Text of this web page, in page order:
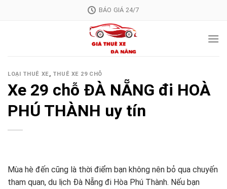
BÁO GIÁ 24/7
LOẠI THUÊ XE, THUÊ XE 29 CHỖ
Xe 29 chỗ ĐÀ NẴNG đi HOÀ
PHÚ THÀNH uy tín
Mùa hè đến cũng là thời điểm bạn không nên bỏ qua chuyến
tham quan, du lịch Đà Nẵng đi Hòa Phú Thành. Nếu bạn